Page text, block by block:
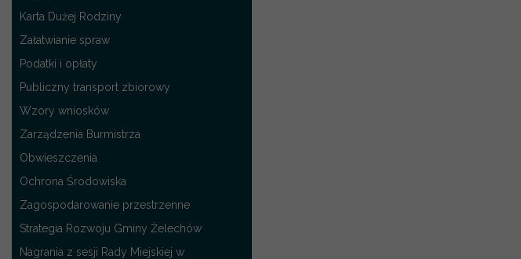
Karta Dużej Rodziny
Załatwianie spraw
Podatki i opłaty
Publiczny transport zbiorowy
Wzory wniosków
Zarządzenia Burmistrza
Obwieszczenia
Ochrona Środowiska
Zagospodarowanie przestrzenne
Strategia Rozwoju Gminy Żelechów
Nagrania z sesji Rady Miejskiej w